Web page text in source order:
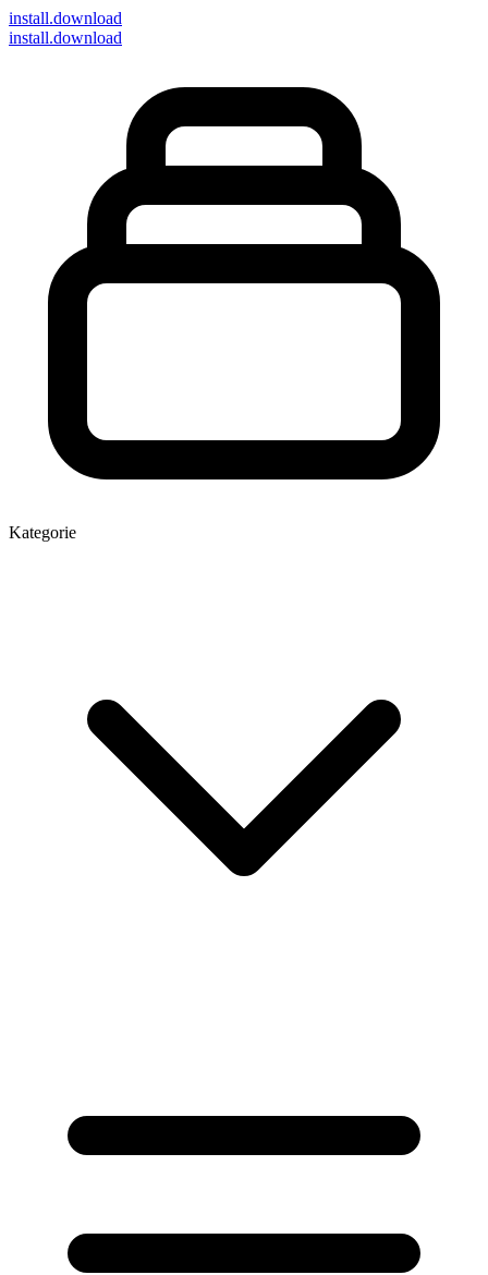
install.download
install.download
Kategorie